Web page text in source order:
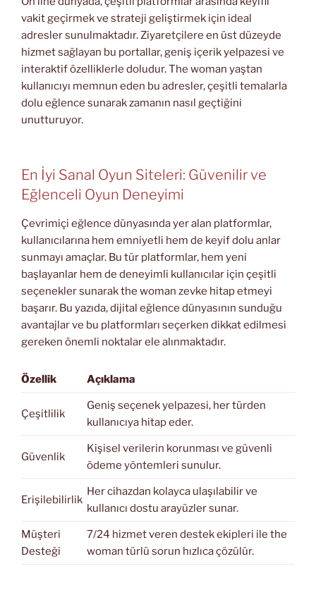
vakit geçirmek ve strateji geliştirmek için ideal
adresler sunulmaktadır. Ziyaretçilere en üst düzeyde
hizmet sağlayan bu portallar, geniş içerik yelpazesi ve
interaktif özelliklerle doludur. The woman yaştan
kullanıcıyı memnun eden bu adresler, çeşitli temalarla
dolu eğlence sunarak zamanın nasıl geçtiğini
unutturuyor.
En İyi Sanal Oyun Siteleri: Güvenilir ve
Eğlenceli Oyun Deneyimi
Çevrimiçi eğlence dünyasında yer alan platformlar,
kullanıcılarına hem emniyetli hem de keyif dolu anlar
sunmayı amaçlar. Bu tür platformlar, hem yeni
başlayanlar hem de deneyimli kullanıcılar için çeşitli
seçenekler sunarak the woman zevke hitap etmeyi
başarır. Bu yazıda, dijital eğlence dünyasının sunduğu
avantajlar ve bu platformları seçerken dikkat edilmesi
gereken önemli noktalar ele alınmaktadır.
Özellik Açıklama
Çeşitlilik
Geniş seçenek yelpazesi, her türden
kullanıcıya hitap eder.
Güvenlik
Kişisel verilerin korunması ve güvenli
ödeme yöntemleri sunulur.
Erişilebilirlik
Her cihazdan kolayca ulaşılabilir ve
kullanıcı dostu arayüzler sunar.
Müşteri
Desteği
7/24 hizmet veren destek ekipleri ile the
woman türlü sorun hızlıca çözülür.